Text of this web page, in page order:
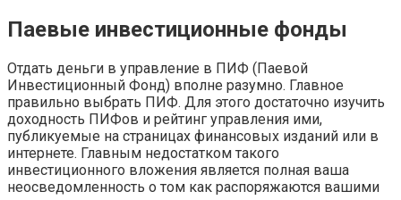
Паевые инвестиционные фонды
Отдать деньги в управление в ПИФ (Паевой
Инвестиционный Фонд) вполне разумно. Главное
правильно выбрать ПИФ. Для этого достаточно изучить
доходность ПИФов и рейтинг управления ими,
публикуемые на страницах финансовых изданий или в
интернете. Главным недостатком такого
инвестиционного вложения является полная ваша
неосведомленность о том как распоряжаются вашими